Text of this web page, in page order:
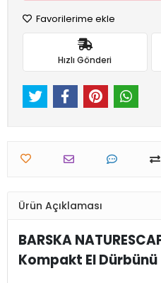
Favorilerime ekle
Hızlı Gönderi
Ürün Açıklaması
BARSKA
Kompakt El Dürbünü